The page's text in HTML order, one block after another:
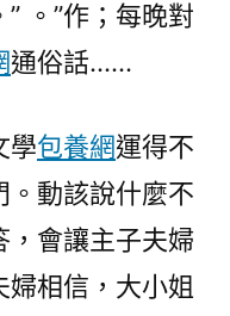
。”作；每晚對
通俗話……
學包養網運得不
。動該說什麼不
，會讓主子夫婦
婦相信，大小姐